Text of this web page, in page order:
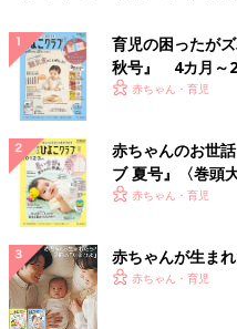
育児の困ったが
秋号』 4カ月～2
いっぱい！
赤ちゃん・育児
赤ちゃんのお世
ブ 夏号』〈巻頭
く！ おっぱい・
赤ちゃん・育児
赤ちゃんが生ま
赤ちゃん・育児